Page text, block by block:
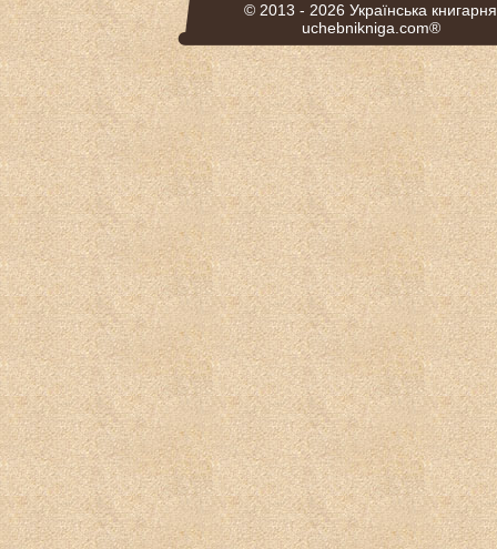
© 2013 - 2026 Українська книгарня
uchebnikniga.com®